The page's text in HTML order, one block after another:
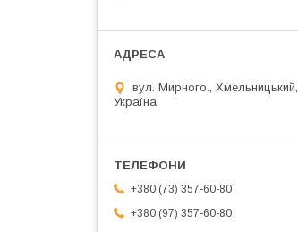
вул. Мирного., Хмельницький,
Україна
+380 (73) 357-60-80
+380 (97) 357-60-80